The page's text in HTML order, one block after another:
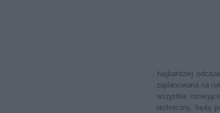
Najbardziej
zaplanowana na
wszystkie
techniczny, będą